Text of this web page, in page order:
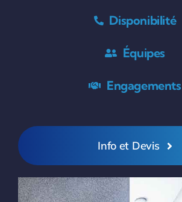
Disponibilité
Équipes
Engagements
Info et Devis